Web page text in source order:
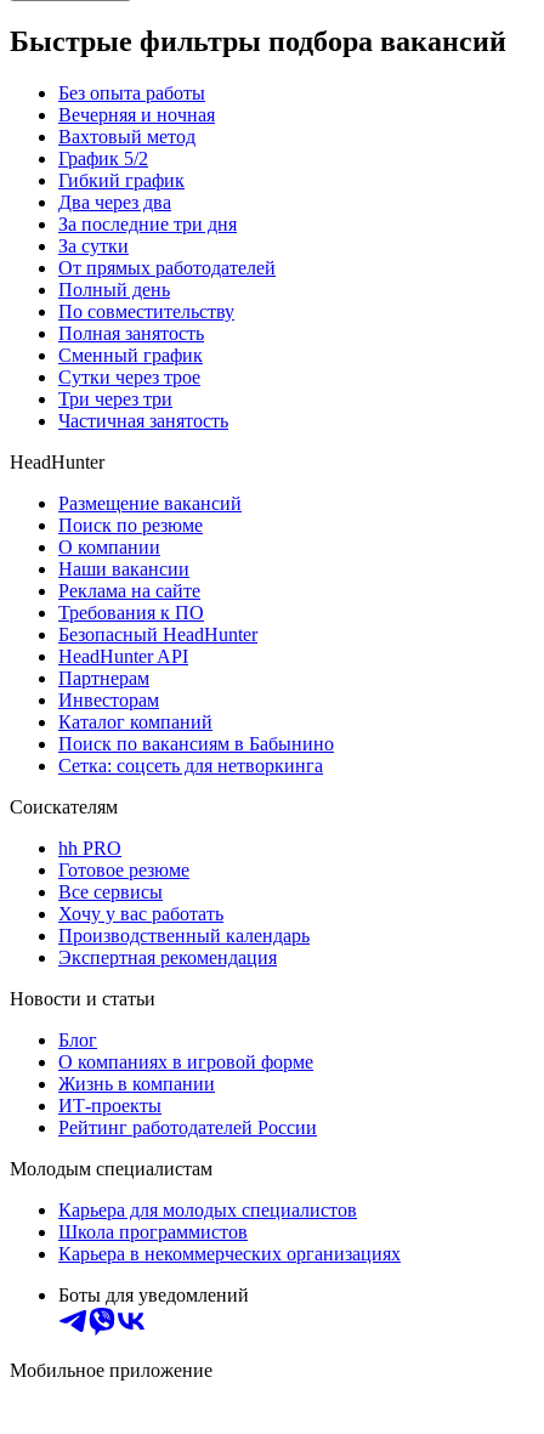
Быстрые фильтры подбора вакансий
Без опыта работы
Вечерняя и ночная
Вахтовый метод
График 5/2
Гибкий график
Два через два
За последние три дня
За сутки
От прямых работодателей
Полный день
По совместительству
Полная занятость
Сменный график
Сутки через трое
Три через три
Частичная занятость
HeadHunter
Размещение вакансий
Поиск по резюме
О компании
Наши вакансии
Реклама на сайте
Требования к ПО
Безопасный HeadHunter
HeadHunter API
Партнерам
Инвесторам
Каталог компаний
Поиск по вакансиям в Бабынино
Сетка: соцсеть для нетворкинга
Соискателям
hh PRO
Готовое резюме
Все сервисы
Хочу у вас работать
Производственный календарь
Экспертная рекомендация
Новости и статьи
Блог
О компаниях в игровой форме
Жизнь в компании
ИТ-проекты
Рейтинг работодателей России
Молодым специалистам
Карьера для молодых специалистов
Школа программистов
Карьера в некоммерческих организациях
Боты для уведомлений
Мобильное приложение